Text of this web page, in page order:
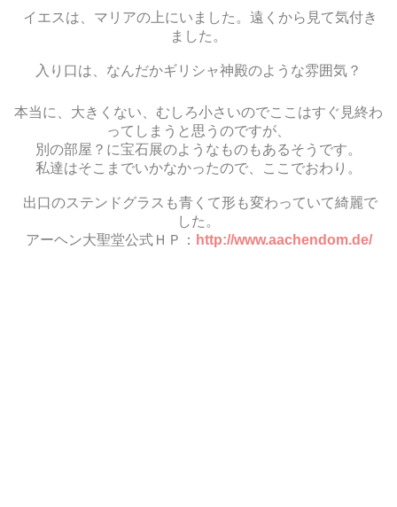
イエスは、マリアの上にいました。遠くから見て気付き
ました。
入り口は、なんだかギリシャ神殿のような雰囲気？
本当に、大きくない、むしろ小さいのでここはすぐ見終わ
ってしまうと思うのですが、
別の部屋？に宝石展のようなものもあるそうです。
私達はそこまでいかなかったので、ここでおわり。
出口のステンドグラスも青くて形も変わっていて綺麗で
した。
アーヘン大聖堂公式ＨＰ： http://www.aachendom.de/